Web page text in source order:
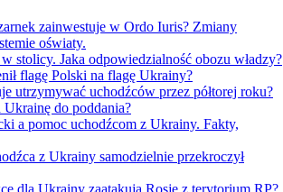
zainwestuje w Ordo Iuris? Zmiany
oświaty.
stolicy. Jaka odpowiedzialność obozu władzy?
flagę Polski na flagę Ukrainy?
utrzymywać uchodźców przez półtorej roku?
Ukrainę do poddania?
a pomoc uchodźcom z Ukrainy. Fakty,
z Ukrainy samodzielnie przekroczył
dla Ukrainy zaatakują Rosję z terytorium RP?